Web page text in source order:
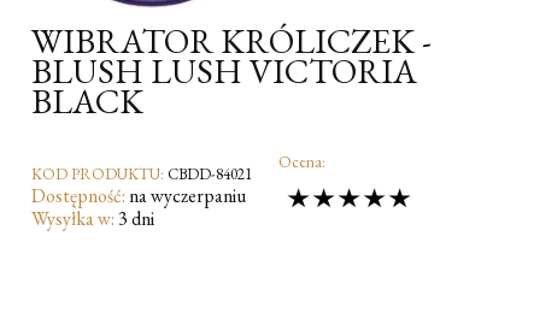
WIBRATOR KRÓLICZEK -
BLUSH LUSH VICTORIA
BLACK
KOD PRODUKTU: CBDD-84021
Dostępność: na wyczerpaniu
Wysyłka w: 3 dni
Ocena: